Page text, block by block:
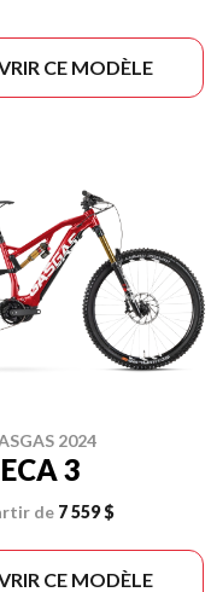
CE MODÈLE
2024
ECA 3
de 7 559 $
CE MODÈLE